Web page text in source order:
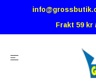
Frakt 59 kr